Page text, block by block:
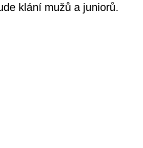
klání mužů a juniorů.